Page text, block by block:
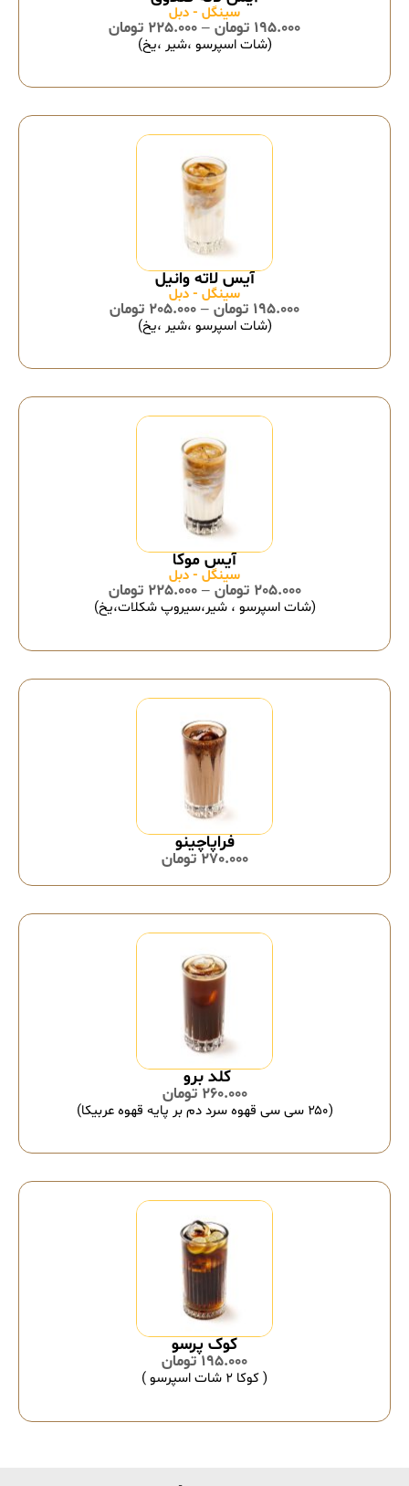
سینگل - دبل
195.000 تومان –
225.000 تومان
(شات اسپرسو ،شیر ،یخ)
‎آیس لاته وانیل
سینگل - دبل
195.000 تومان –
205.000 تومان
(شات اسپرسو ،شیر ،یخ)
آیس موکا
سینگل - دبل
205.000 تومان –
225.000 تومان
(شات اسپرسو ، شیر،سیروپ شکلات،یخ)
فراپاچینو
270.000 تومان
‎کلد برو
260.000 تومان
(۲۵۰ سی سی قهوه سرد دم بر پایه قهوه عربیکا)
کوک پرسو
195.000 تومان
( کوکا ۲ شات اسپرسو )